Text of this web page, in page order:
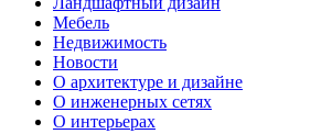
Мебель
Недвижимость
Новости
О архитектуре и дизайне
О инженерных сетях
О интерьерах